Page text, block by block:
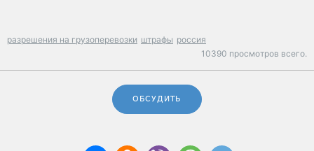
разрешения на грузоперевозки штрафы россия
10390 просмотров всего.
ОБСУДИТЬ